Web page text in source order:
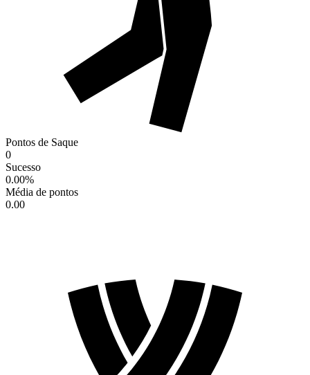
Pontos de Saque
0
Sucesso
0.00%
Média de pontos
0.00